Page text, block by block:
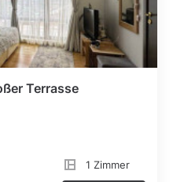
Terrasse
1 Zimmer